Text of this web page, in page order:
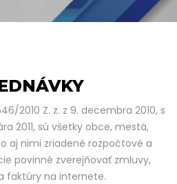
2010 Z. z. z 9. decembra 2010, s
2011, sú všetky obce, mestá,
aj nimi zriadené rozpočtové a
povinné zverejňovať zmluvy,
faktúry na internete.